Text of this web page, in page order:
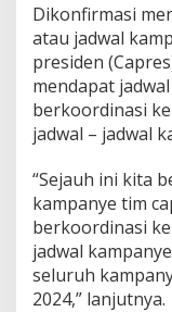
Dikonfirmasi
atau jadwal
presiden
mendapat
berkoordinasi
jadwal – jadwal
“Sejauh ini kita
kampanye tim
berkoordinasi
jadwal
seluruh
2024,” lanjutnya.